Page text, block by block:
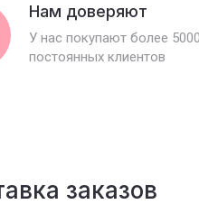
Нам доверяют
У нас покупают более 5000
постоянных клиентов
заказов